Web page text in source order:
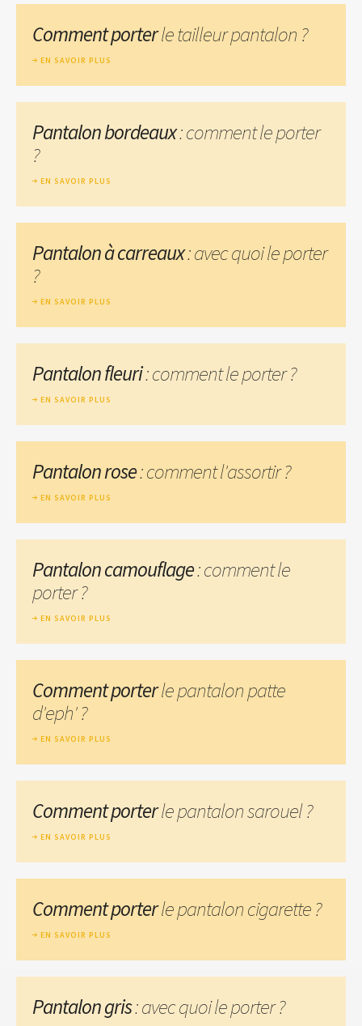
Comment porterle tailleur pantalon ?
EN SAVOIR PLUS
Pantalon bordeaux: comment le porter
?
EN SAVOIR PLUS
Pantalon à carreaux: avec quoi le porter
?
EN SAVOIR PLUS
Pantalon fleuri: comment le porter ?
EN SAVOIR PLUS
Pantalon rose: comment l'assortir ?
EN SAVOIR PLUS
Pantalon camouflage: comment le
porter ?
EN SAVOIR PLUS
Comment porterle pantalon patte
d'eph' ?
EN SAVOIR PLUS
Comment porterle pantalon sarouel ?
EN SAVOIR PLUS
Comment porterle pantalon cigarette ?
EN SAVOIR PLUS
Pantalon gris: avec quoi le porter ?